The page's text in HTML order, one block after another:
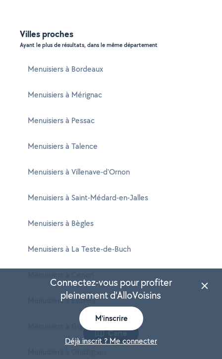
Villes proches
Ayant le plus de résultats, dans le même département
Menuisiers à Bordeaux
Menuisiers à Mérignac
Menuisiers à Pessac
Menuisiers à Talence
Menuisiers à Villenave-d'Ornon
Menuisiers à Saint-Médard-en-Jalles
Menuisiers à Bègles
Menuisiers à La Teste-de-Buch
Menuisiers à Eysines
Menuisiers à Gujan-Mestras
Carte
Connectez-vous pour profiter
pleinement d'AlloVoisins
M'inscrire
Déjà inscrit ? Me connecter